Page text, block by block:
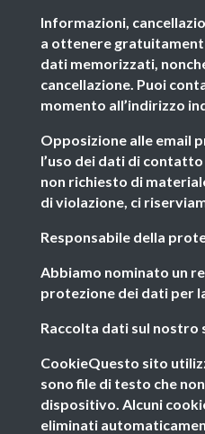
Informazioni,
a ottenere
dati memorizzati,
cancellazione. Puoi
momento all’indirizzo
Opposizione alle email
l’uso dei dati di
non richiesto di
di violazione, ci
Responsabile della
Abbiamo nominato un
protezione dei dati per
Raccolta dati sul nostro
CookieQuesto sito
sono file di testo che
dispositivo. Alcuni
eliminati